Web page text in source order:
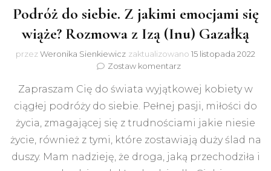
Podróż do siebie. Z jakimi emocjami się
wiąże? Rozmowa z Izą (Inu) Gazałką
przezWeronika Sienkiewicz zaktualizowano 15 listopada 2022
Zostaw komentarzdo
do
siebie.
jakimi
emocjami
wiąże?
Zapraszam Cię do świata wyjątkowej kobiety w
ciągłej podróży do siebie. Pełnej pasji, miłości do
życia, zmagającej się z trudnościami jakie niesie
życie, również z tymi, które zostawiają duży ślad na
duszy. Mam nadzieję, że droga, jaką przechodziła i